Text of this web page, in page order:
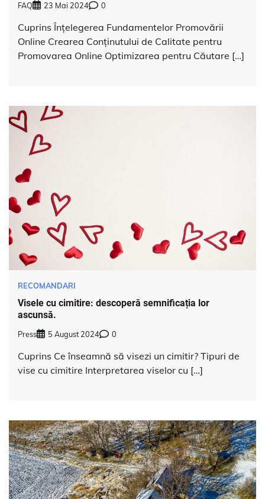
FAQ 23 Mai 2024 0
Cuprins Înțelegerea Fundamentelor Promovării
Online Crearea Conținutului de Calitate pentru
Promovarea Online Optimizarea pentru Căutare […]
RECOMANDARI
Visele cu cimitire: descoperă semnificația lor
ascunsă.
Press 5 August 2024 0
Cuprins Ce înseamnă să visezi un cimitir? Tipuri de
vise cu cimitire Interpretarea viselor cu […]